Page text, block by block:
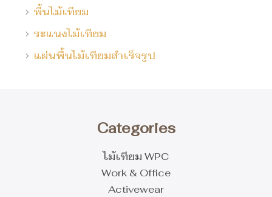
พื้นไม้เทียม
ระแนงไม้เทียม
แผ่นพื้นไม้เทียมสำเร็จรูป
Categories
ไม้เทียม WPC
Work & Office
Activewear